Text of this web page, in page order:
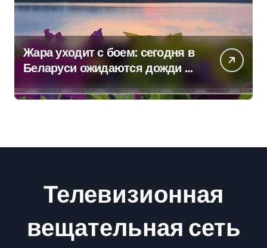
Жара уходит с боем: сегодня в
Беларуси ожидаются дожди и
грозы
Телевизионная
вещательная сеть